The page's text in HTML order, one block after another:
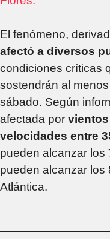
El fenómeno,
afectó a diversos
condiciones críticas
sostendrán al
sábado. Según
afectada por
velocidades entre
pueden alcanzar los
pueden alcanzar los
Atlántica.